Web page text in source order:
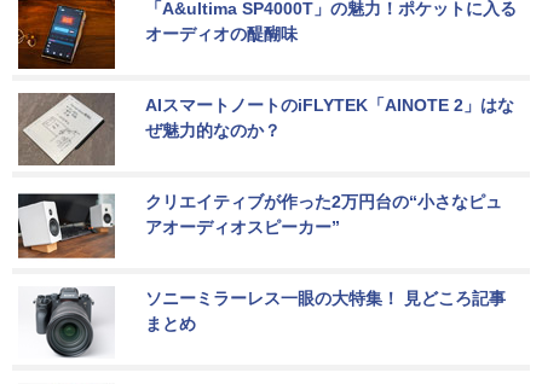
「A&ultima SP4000T」の魅力！ポケットに入る
オーディオの醍醐味
AIスマートノートのiFLYTEK「AINOTE 2」はな
ぜ魅力的なのか？
クリエイティブが作った2万円台の“小さなピュ
アオーディオスピーカー”
ソニーミラーレス一眼の大特集！ 見どころ記事
まとめ